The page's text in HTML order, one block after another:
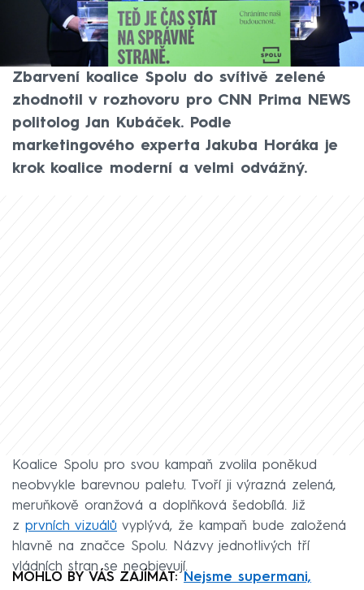
Má jít o nové pojetí Petra Fialy (ODS),
nasazuje se zelená, která z premiéra dělá
politika s novým mírumilovným drivem.
Zbarvení koalice Spolu do svítivě zelené
zhodnotil v rozhovoru pro CNN Prima NEWS
politolog Jan Kubáček. Podle
marketingového experta Jakuba Horáka je
krok koalice moderní a velmi odvážný.
Koalice Spolu pro svou kampaň zvolila poněkud
neobvykle barevnou paletu. Tvoří ji výrazná zelená,
meruňkově oranžová a doplňková šedobílá. Již
z prvních vizuálů vyplývá, že kampaň bude založená
hlavně na značce Spolu. Názvy jednotlivých tří
vládních stran se neobjevují.
MOHLO BY VÁS ZAJÍMAT: Nejsme supermani,